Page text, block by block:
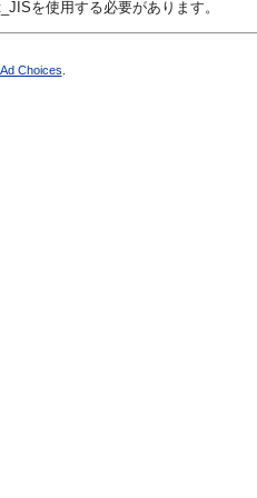
を使用する必要があります。
Ad Choices